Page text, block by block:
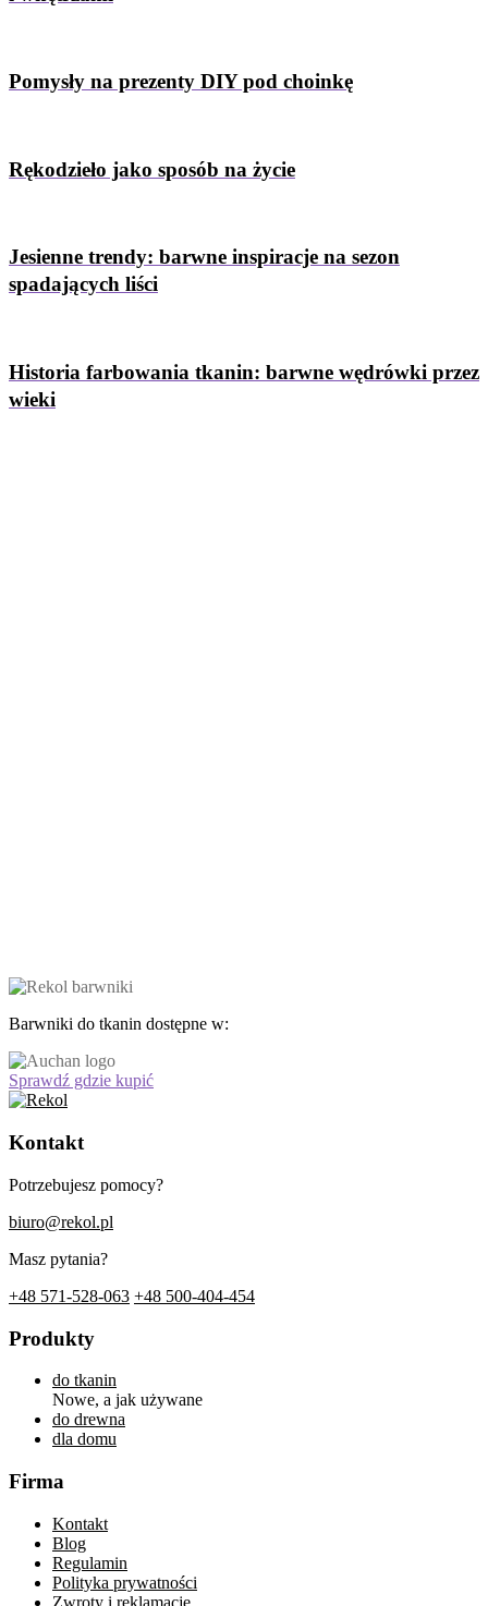
Pomysły na prezenty DIY pod choinkę
Rękodzieło jako sposób na życie
Jesienne trendy: barwne inspiracje na sezon
spadających liści
Historia farbowania tkanin: barwne wędrówki przez
wieki
Barwniki do tkanin dostępne w:
Sprawdź gdzie kupić
Kontakt
Potrzebujesz pomocy?
biuro@rekol.pl
Masz pytania?
+48 571-528-063 +48 500-404-454
Produkty
do tkanin
Nowe, a jak używane
do drewna
dla domu
Firma
Kontakt
Blog
Regulamin
Polityka prywatności
Zwroty i reklamacje